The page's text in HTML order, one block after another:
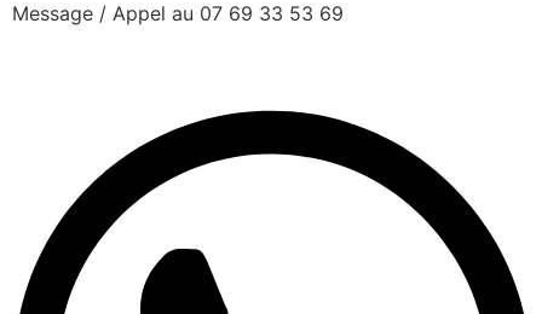
Message / Appel au 07 69 33 53 69